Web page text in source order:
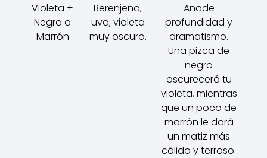
Violeta +
Negro o
Marrón
Berenjena,
uva, violeta
muy oscuro.
Añade
profundidad y
dramatismo.
Una pizca de
negro
oscurecerá tu
violeta, mientras
que un poco de
marrón le dará
un matiz más
cálido y terroso.